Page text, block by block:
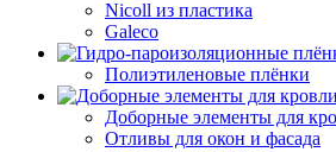
Nicoll из пластика
Galeco
Полиэтиленовые плёнки
Доборные элементы для
Отливы для окон и фасада